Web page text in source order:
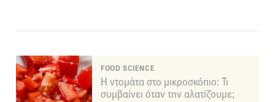
FOOD SCIENCE
Η ντομάτα στο μικροσκόπιο: Τι
συμβαίνει όταν την αλατίζουμε;